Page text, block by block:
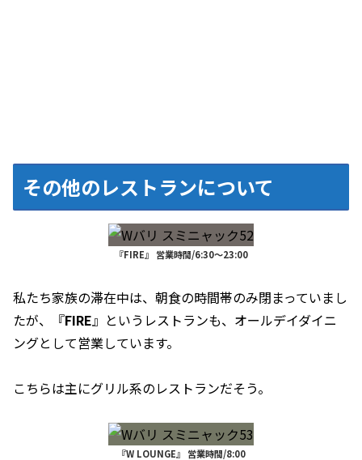
その他のレストランについて
『FIRE』 営業時間/6:30～23:00
私たち家族の滞在中は、朝食の時間帯のみ閉まっていまし
たが、『FIRE』というレストランも、オールデイダイニ
ングとして営業しています。
こちらは主にグリル系のレストランだそう。
『W LOUNGE』 営業時間/8:00